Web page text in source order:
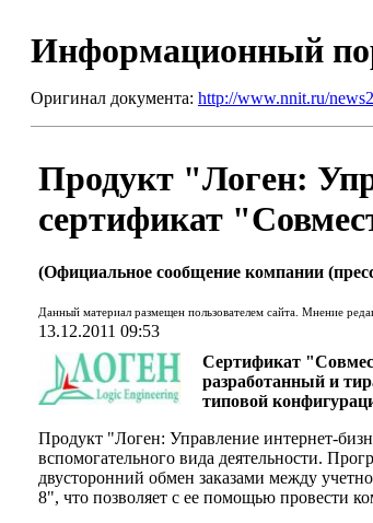
Информационный
Оригинал документа: http://www.nnit.ru/
Продукт "Логен:
сертификат
(Официальное сообщение компании
Данный материал размещен пользователем сайта. Мнение
13.12.2011 09:53
Сертификат
разработанный и
типовой
Продукт "Логен: Управление интернет-
вспомогательного вида деятельности.
двусторонний обмен заказами между
8", что позволяет с ее помощью провести